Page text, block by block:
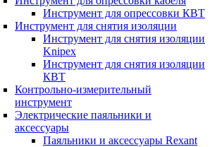
Инструмент для опрессовки КВТ
Инструмент для снятия изоляции
Инструмент для снятия изоляции
Knipex
Инструмент для снятия изоляции
КВТ
Контрольно-измерительный
инструмент
Электрические паяльники и
аксессуары
Паяльники и аксессуары Rexant